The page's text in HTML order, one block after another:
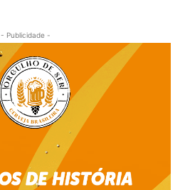
- Publicidade -